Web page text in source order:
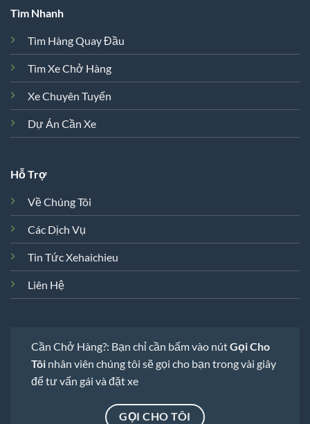
Tìm Nhanh
Tìm Hàng Quay Đầu
Tìm Xe Chở Hàng
Xe Chuyên Tuyến
Dự Án Cần Xe
Hỗ Trợ
Về Chúng Tôi
Các Dịch Vụ
Tin Tức Xehaichieu
Liên Hệ
Cần Chở Hàng?: Bạn chỉ cần bấm vào nútGọi Cho
Tôi nhân viên chúng tôi sẽ gọi cho bạn trong vài giây
để tư vấn gái và đặt xe
GỌI CHO TÔI